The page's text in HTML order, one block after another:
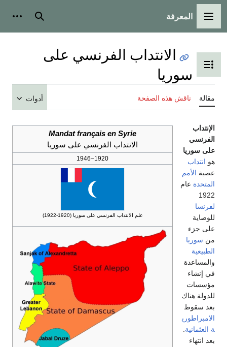
القائمة الرئيسية
المعرفة بحث
تبديل عرض جدول المحتويات
الانتداب الفرنسي على
سوريا
مقالة ناقش هذه الصفحة أدوات
Mandat français en Syrie
الانتداب الفرنسي على سوريا
1920–1946
علم الانتداب الفرنسي على سوريا (1920-1922)
الإنتداب
الفرنسي
على سوريا
هو انتداب
عصبة الأمم
المتحدة عام
1922
لفرنسا
للوصاية
على جزء
من سوريا
الطبيعية
والمساعدة
في إنشاء
مؤسسات
للدولة هناك
بعد سقوط
الامبراطوري
ة العثمانية
بعد انتهاء